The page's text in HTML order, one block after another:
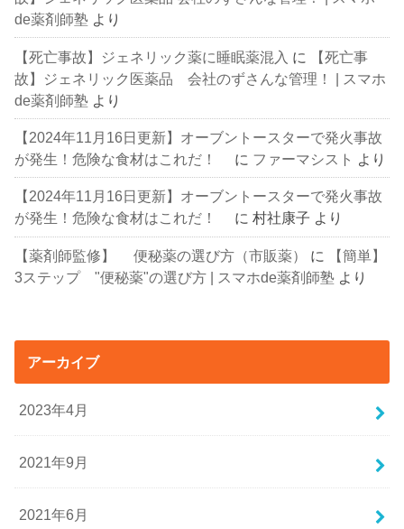
de薬剤師塾 より
【死亡事故】ジェネリック薬に睡眠薬混入 に
【死亡事
故】ジェネリック医薬品 会社のずさんな管理！ | スマホ
de薬剤師塾 より
【2024年11月16日更新】オーブントースターで発火事故
が発生！危険な食材はこれだ！
に ファーマシスト より
【2024年11月16日更新】オーブントースターで発火事故
が発生！危険な食材はこれだ！
に村社康子 より
【薬剤師監修】 便秘薬の選び方（市販薬） に
【簡単】
3ステップ "便秘薬"の選び方 | スマホde薬剤師塾 より
アーカイブ
2023年4月
2021年9月
2021年6月